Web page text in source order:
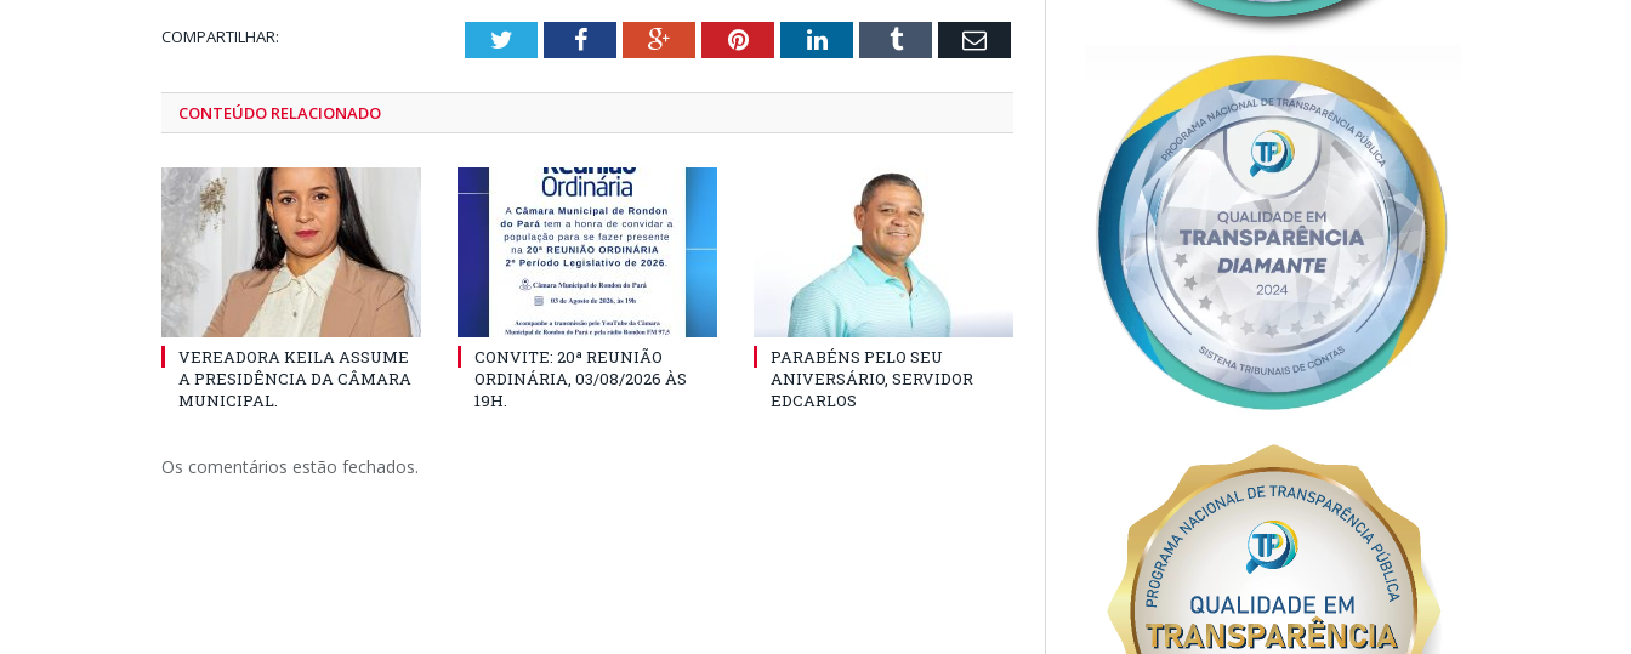
COMPARTILHAR: TwitterFacebookGoogle+PinterestLinkedInTumblr Email
CONTEÚDO RELACIONADO
VEREADORA KEILA ASSUME
A PRESIDÊNCIA DA CÂMARA
MUNICIPAL.
CONVITE: 20ª REUNIÃO
ORDINÁRIA, 03/08/2026 ÀS
19H.
PARABÉNS PELO SEU
ANIVERSÁRIO, SERVIDOR
EDCARLOS
Os comentários estão fechados.